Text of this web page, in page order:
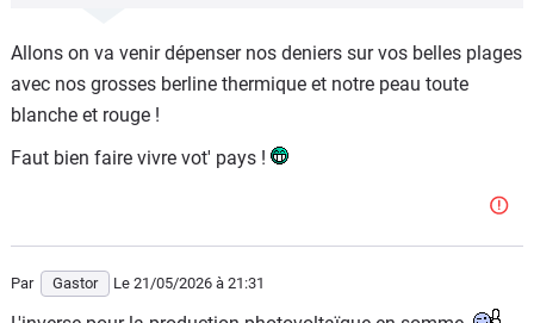
Allons on va venir dépenser nos deniers sur vos belles plages
avec nos grosses berline thermique et notre peau toute
blanche et rouge !
Faut bien faire vivre vot' pays !
Par Gastor Le 21/05/2026 à 21:31